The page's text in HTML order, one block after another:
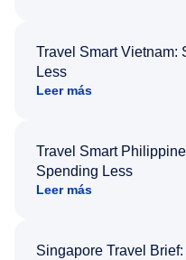
Travel Smart Vietnam:
Less
Leer más
Travel Smart
Spending Less
Leer más
Singapore Travel